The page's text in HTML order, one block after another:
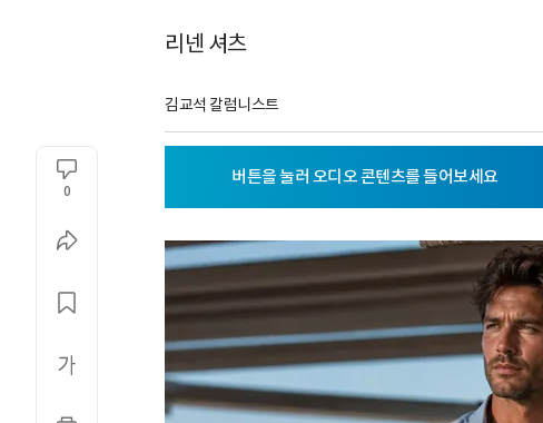
리넨 셔츠
김교석 칼럼니스트
0